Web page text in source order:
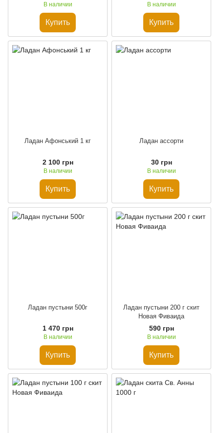
В наличии
Купить
В наличии
Купить
Ладан Афонський 1 кг
2 100 грн
В наличии
Купить
Ладан ассорти
30 грн
В наличии
Купить
Ладан пустыни 500г
1 470 грн
В наличии
Купить
Ладан пустыни 200 г скит
Новая Фиваида
590 грн
В наличии
Купить